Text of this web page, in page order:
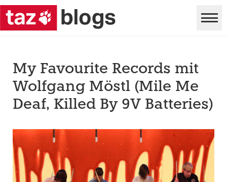
My Favourite Records mit
Wolfgang Möstl (Mile Me
Deaf, Killed By 9V Batteries)